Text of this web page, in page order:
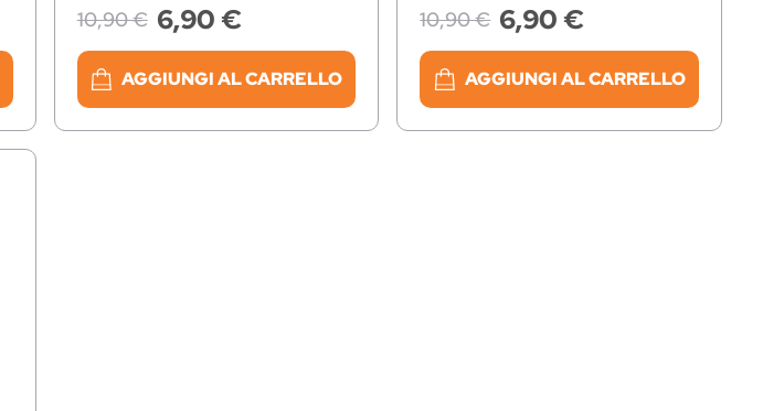
6,90 €
10,90 €
AGGIUNGI AL CARRELLO
6,90 €
10,90 €
AGGIUNGI AL CARRELLO